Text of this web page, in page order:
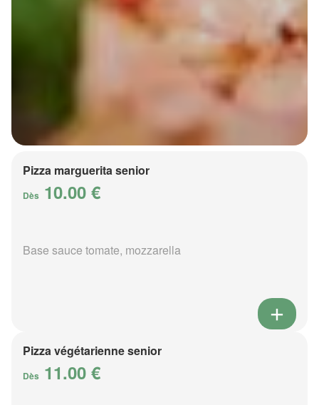
Pizza marguerita senior
Dès 10.00 €
Base sauce tomate, mozzarella
Pizza végétarienne senior
Dès 11.00 €